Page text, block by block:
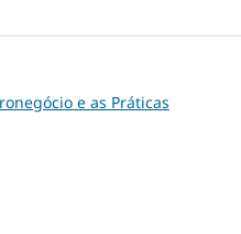
e as Práticas